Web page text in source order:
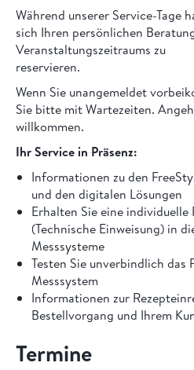
Während unserer Service-Tage
sich Ihren persönlichen
Veranstaltungszeitraums zu
reservieren.
Wenn Sie unangemeldet
Sie bitte mit Wartezeiten.
willkommen.
Ihr Service in Präsenz:
Informationen zu den
und den digitalen Lösungen
Erhalten Sie eine individuelle
(Technische Einweisung) in
Messsysteme
Testen Sie unverbindlich das
Messsystem
Informationen zur
Bestellvorgang und Ihrem
Termine